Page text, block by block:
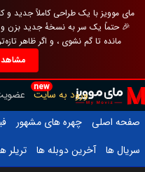
مای موویز با یک طراحی کاملاً جدید و
🎉 حتماً یک سر به نسخهٔ جدید بزن
مانده تا گم نشوی ، و اگر ظاهر
new
ورود به سایت
صفحه اصلی
چهره های مشهور
سریال ها
آخرین دوبله ها تریلر